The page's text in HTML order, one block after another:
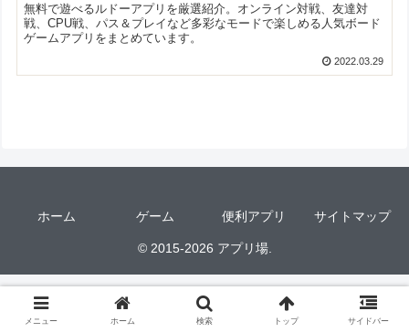
無料で遊べるルドーアプリを厳選紹介。オンライン対戦、友達対
戦、CPU戦、パス＆プレイなど多彩なモードで楽しめる人気ボード
ゲームアプリをまとめています。
2022.03.29
ホーム ゲーム 便利アプリ サイトマップ
© 2015-2026 アプリ場.
メニュー ホーム 検索 トップ サイドバー